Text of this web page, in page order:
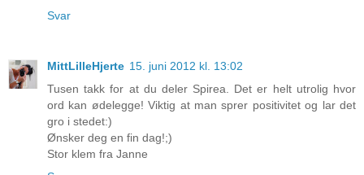
Svar
MittLilleHjerte 15. juni 2012 kl. 13:02
Tusen takk for at du deler Spirea. Det er helt utrolig hvor
ord kan ødelegge! Viktig at man sprer positivitet og lar det
gro i stedet:)
Ønsker deg en fin dag!;)
Stor klem fra Janne